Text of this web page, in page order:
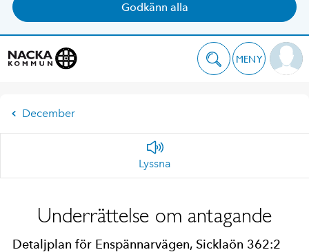
Godkänn alla
MENY
December
Lyssna
Underrättelse om antagande
Detaljplan för Enspännarvägen, Sicklaön 362:2